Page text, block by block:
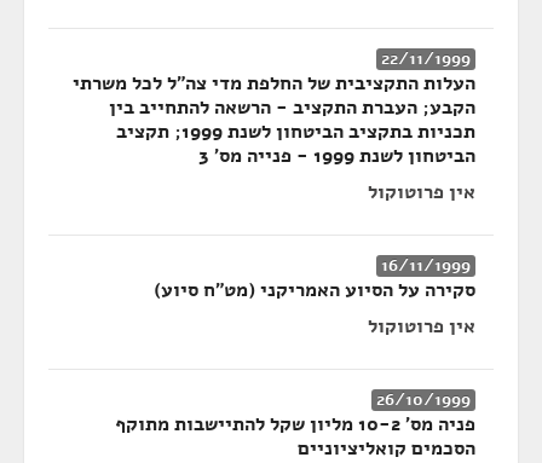
22/11/1999
העלות התקציבית של החלפת מדי צה"ל לכל משרתי
הקבע; העברת התקציב - הרשאה להתחייב בין
תכניות בתקציב הביטחון לשנת 1999; תקציב
הביטחון לשנת 1999 - פנייה מס' 3
אין פרוטוקול
16/11/1999
סקירה על הסיוע האמריקני (מט"ח סיוע)
אין פרוטוקול
26/10/1999
פניה מס' 10-2 מליון שקל להתיישבות מתוקף
הסכמים קואליציוניים